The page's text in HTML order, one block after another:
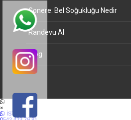
Gonere: Bel Soğukluğu Nedir
Randevu Al
Blog
×
İSTANBUL